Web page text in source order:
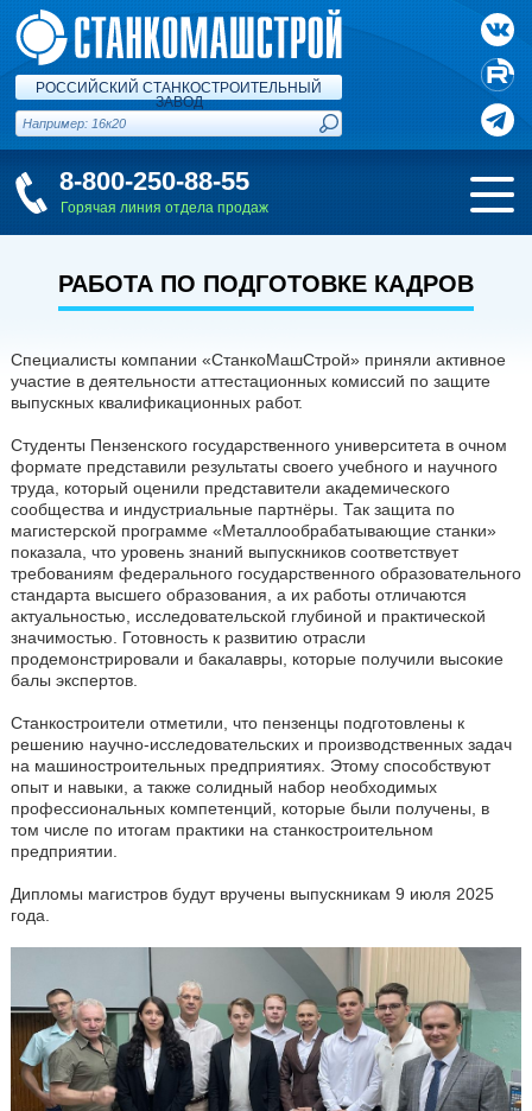
РОССИЙСКИЙ СТАНКОСТРОИТЕЛЬНЫЙ
ЗАВОД
8-800-250-88-55
Горячая линия отдела продаж
РАБОТА ПО ПОДГОТОВКЕ КАДРОВ
Специалисты компании «СтанкоМашСтрой» приняли активное
участие в деятельности аттестационных комиссий по защите
выпускных квалификационных работ.
Студенты Пензенского государственного университета в очном
формате представили результаты своего учебного и научного
труда, который оценили представители академического
сообщества и индустриальные партнёры. Так защита по
магистерской программе «Металлообрабатывающие станки»
показала, что уровень знаний выпускников соответствует
требованиям федерального государственного образовательного
стандарта высшего образования, а их работы отличаются
актуальностью, исследовательской глубиной и практической
значимостью. Готовность к развитию отрасли
продемонстрировали и бакалавры, которые получили высокие
балы экспертов.
Станкостроители отметили, что пензенцы подготовлены к
решению научно-исследовательских и производственных задач
на машиностроительных предприятиях. Этому способствуют
опыт и навыки, а также солидный набор необходимых
профессиональных компетенций, которые были получены, в
том числе по итогам практики на станкостроительном
предприятии.
Дипломы магистров будут вручены выпускникам 9 июля 2025
года.